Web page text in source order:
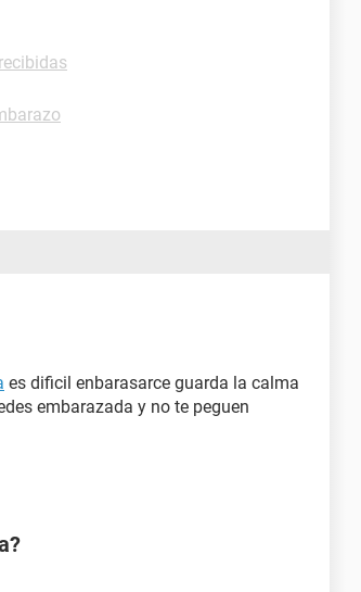
es dificil enbarasarce guarda la calma
embarazada y no te peguen